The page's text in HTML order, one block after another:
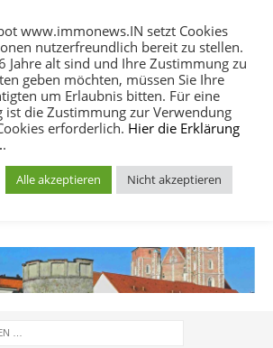
MENU
www.immonews.IN setzt Cookies
nutzerfreundlich bereit zu stellen.
Jahre alt sind und Ihre Zustimmung zu
geben möchten, müssen Sie Ihre
um Erlaubnis bitten. Für eine
ist die Zustimmung zur Verwendung
erforderlich. Hier die Erklärung
.
Alle akzeptieren Nicht akzeptieren